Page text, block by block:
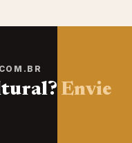
Envie